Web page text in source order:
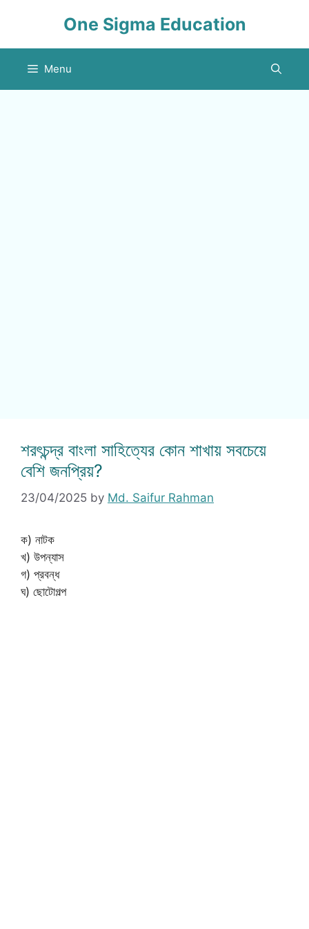
One Sigma Education
Menu
শরৎচন্দ্র বাংলা সাহিত্যের কোন শাখায় সবচেয়ে
বেশি জনপ্রিয়?
23/04/2025 by Md. Saifur Rahman
ক) নাটক
খ) উপন্যাস
গ) প্রবন্ধ
ঘ) ছোটোগল্প